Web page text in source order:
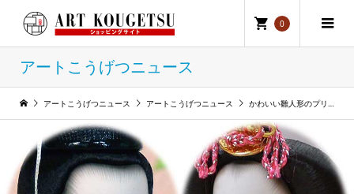
0
アートこうげつニュース
アートこうげつニュース アートこうげつニュース かわいい雛人形のプリンセス雛人形は、伝統的なお顔に変更ができます。